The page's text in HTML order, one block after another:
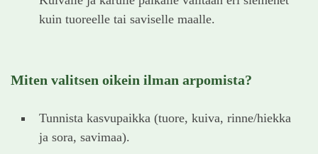
kuin tuoreelle tai saviselle maalle.
Miten valitsen oikein ilman arpomista?
Tunnista kasvupaikka (tuore, kuiva, rinne/hiekka
ja sora, savimaa).